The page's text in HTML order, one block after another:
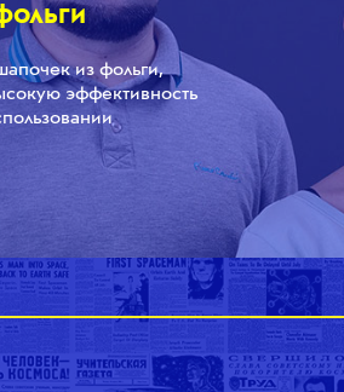
из фольги,
эффективность